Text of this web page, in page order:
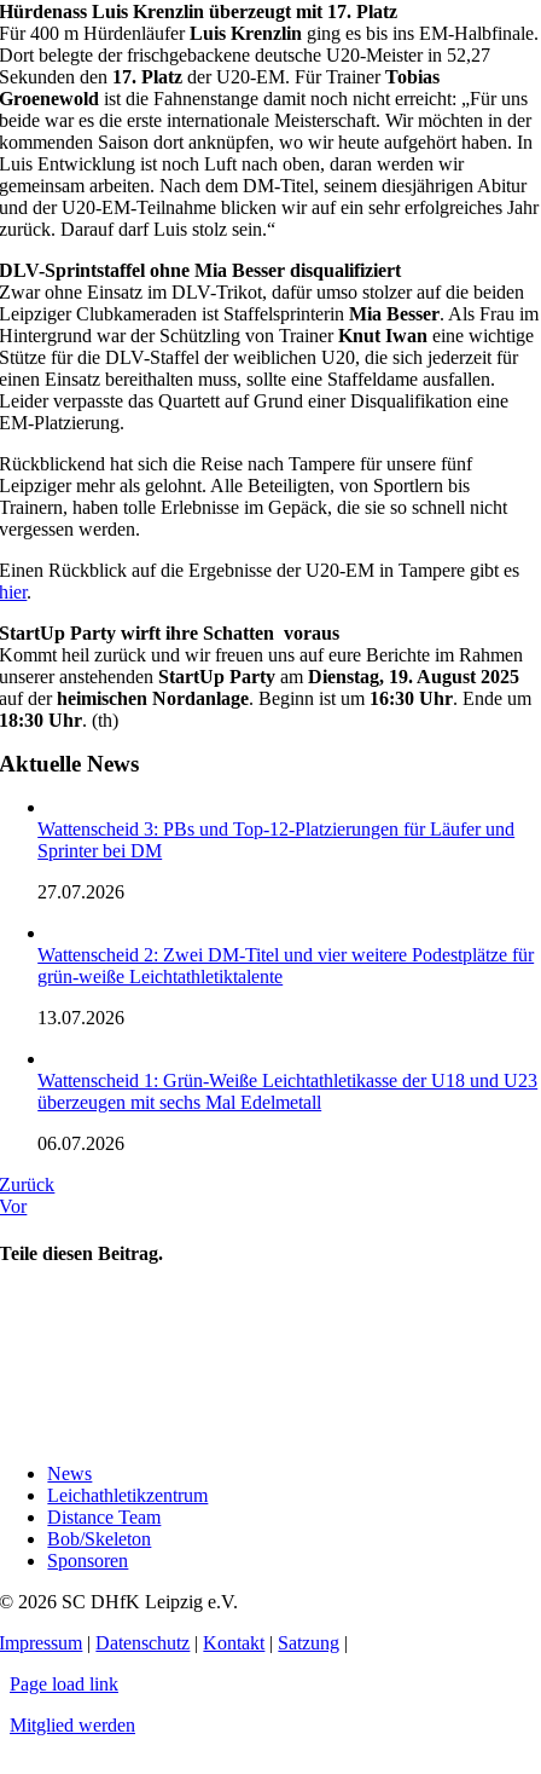
Hürdenass Luis Krenzlin überzeugt mit 17. Platz
Für 400 m HürdenläuferLuis Krenzlin ging es bis ins EM-Halbfinale.
Dort belegte der frischgebackene deutsche U20-Meister in 52,27
Sekunden den 17. Platz der U20-EM. Für TrainerTobias
Groenewold ist die Fahnenstange damit noch nicht erreicht: „Für uns
beide war es die erste internationale Meisterschaft. Wir möchten in der
kommenden Saison dort anknüpfen, wo wir heute aufgehört haben. In
Luis Entwicklung ist noch Luft nach oben, daran werden wir
gemeinsam arbeiten. Nach dem DM-Titel, seinem diesjährigen Abitur
und der U20-EM-Teilnahme blicken wir auf ein sehr erfolgreiches Jahr
zurück. Darauf darf Luis stolz sein.“
DLV-Sprintstaffel ohne Mia Besser disqualifiziert
Zwar ohne Einsatz im DLV-Trikot, dafür umso stolzer auf die beiden
Leipziger Clubkameraden ist StaffelsprinterinMia Besser. Als Frau im
Hintergrund war der Schützling von TrainerKnut Iwan eine wichtige
Stütze für die DLV-Staffel der weiblichen U20, die sich jederzeit für
einen Einsatz bereithalten muss, sollte eine Staffeldame ausfallen.
Leider verpasste das Quartett auf Grund einer Disqualifikation eine
EM-Platzierung.
Rückblickend hat sich die Reise nach Tampere für unsere fünf
Leipziger mehr als gelohnt. Alle Beteiligten, von Sportlern bis
Trainern, haben tolle Erlebnisse im Gepäck, die sie so schnell nicht
vergessen werden.
Einen Rückblick auf die Ergebnisse der U20-EM in Tampere gibt es
hier.
StartUp Party wirft ihre Schatten voraus
Kommt heil zurück und wir freuen uns auf eure Berichte im Rahmen
unserer anstehenden StartUp Party amDienstag, 19. August 2025
auf derheimischen Nordanlage. Beginn ist um 16:30 Uhr. Ende um
18:30 Uhr. (th)
Aktuelle News
Wattenscheid 3: PBs und Top-12-Platzierungen für Läufer und
Sprinter bei DM
27.07.2026
Wattenscheid 2: Zwei DM-Titel und vier weitere Podestplätze für
grün-weiße Leichtathletiktalente
13.07.2026
Wattenscheid 1: Grün-Weiße Leichtathletikasse der U18 und U23
überzeugen mit sechs Mal Edelmetall
06.07.2026
Zurück
Vor
Teile diesen Beitrag.
News
Leichathletikzentrum
Distance Team
Bob/Skeleton
Sponsoren
© 2026 SC DHfK Leipzig e.V.
Impressum |Datenschutz |Kontakt | Satzung |
Page load link
Mitglied werden